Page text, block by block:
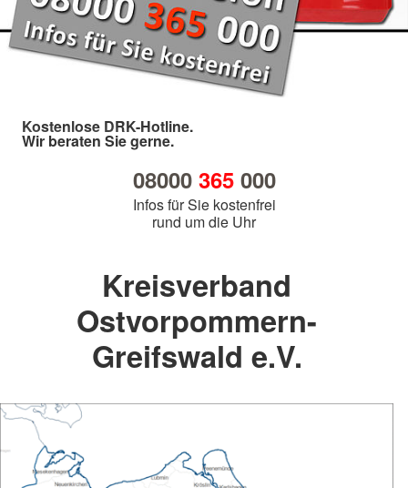
Kostenlose DRK-Hotline.
Wir beraten Sie gerne.
08000 365000
Infos für Sie kostenfrei
rund um die Uhr
Kreisverband
Ostvorpommern-
Greifswald e.V.